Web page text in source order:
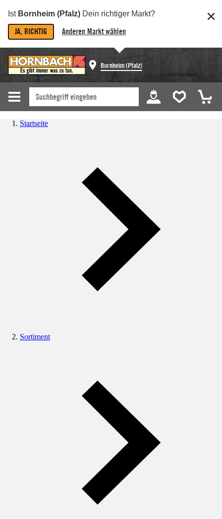
Ist Bornheim (Pfalz) Dein richtiger Markt?
JA, RICHTIG Anderen Markt wählen
Bornheim (Pfalz)
Startseite
Sortiment